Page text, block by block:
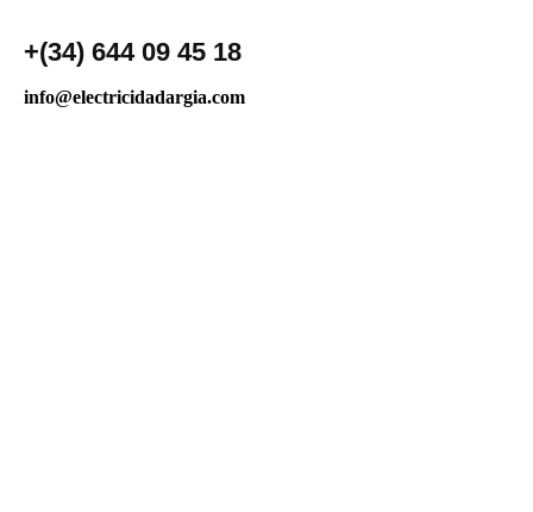
+(34) 644 09 45 18
info@electricidadargia.com